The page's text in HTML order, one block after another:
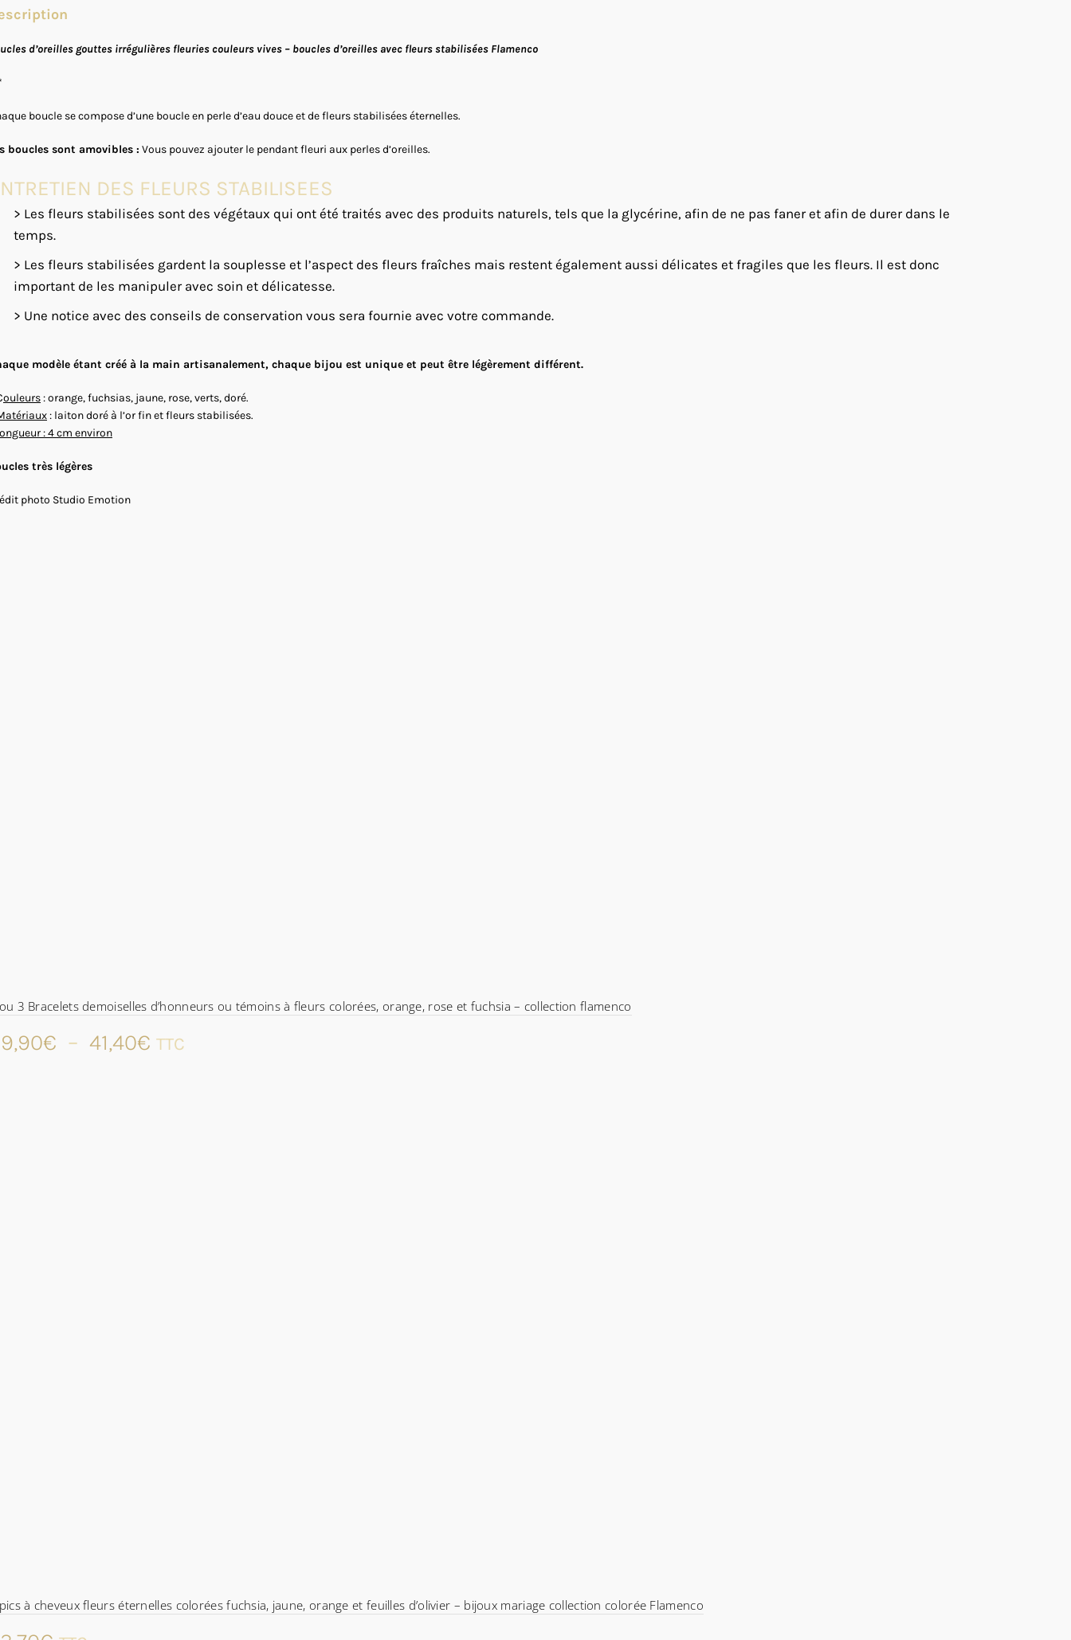
d’oreilles gouttes irrégulières fleuries couleurs vives – boucles d’oreilles avec fleurs stabilisées Flamenco
boucle se compose d’une boucle en perle d’eau douce et de fleurs stabilisées éternelles.
boucles sont amovibles : Vous pouvez ajouter le pendant fleuri aux perles d’oreilles.
DES FLEURS STABILISEES
> Les fleurs stabilisées sont des végétaux qui ont été traités avec des produits naturels, tels que la glycérine, afin de ne pas faner et afin de durer dans le
temps.
> Les fleurs stabilisées gardent la souplesse et l’aspect des fleurs fraîches mais restent également aussi délicates et fragiles que les fleurs. Il est donc
important de les manipuler avec soin et délicatesse.
> Une notice avec des conseils de conservation vous sera fournie avec votre commande.
modèle étant créé à la main artisanalement, chaque bijou est unique et peut être légèrement différent.
ouleurs: orange, fuchsias, jaune, rose, verts, doré.
: laiton doré à l’or fin et fleurs stabilisées.
: 4 cm environ
très légères
photo Studio Emotion
3 Bracelets demoiselles d’honneurs ou témoins à fleurs colorées, orange, rose et fuchsia – collection flamenco
€ – 41,40€ Plage
TTC
à cheveux fleurs éternelles colorées fuchsia, jaune, orange et feuilles d’olivier – bijoux mariage collection colorée Flamenco